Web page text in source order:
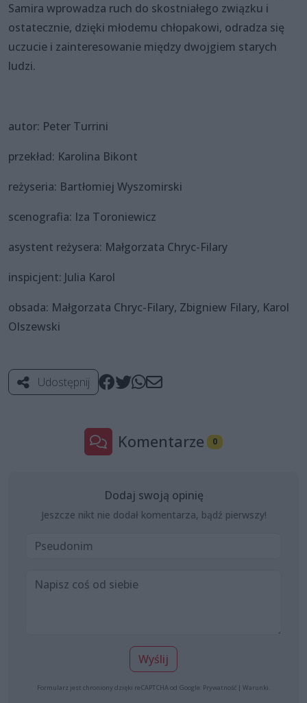
Samira wprowadza ruch do skostniałego związku i
ostatecznie, dzięki młodemu chłopakowi, odradza się
uczucie i zainteresowanie między dwojgiem starych
ludzi.
autor: Peter Turrini
przekład: Karolina Bikont
reżyseria: Bartłomiej Wyszomirski
scenografia: Iza Toroniewicz
asystent reżysera: Małgorzata Chryc-Filary
inspicjent: Julia Karol
obsada: Małgorzata Chryc-Filary, Zbigniew Filary, Karol
Olszewski
Udostępnij
Komentarze 0
Dodaj swoją opinię
Jeszcze nikt nie dodał komentarza, bądź pierwszy!
Wyślij
Formularz jest chroniony dzięki reCAPTCHA od Google: Prywatność | Warunki